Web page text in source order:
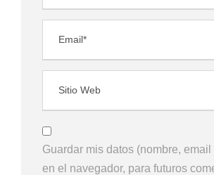
Guardar mis datos (nombre,
en el navegador, para futuros